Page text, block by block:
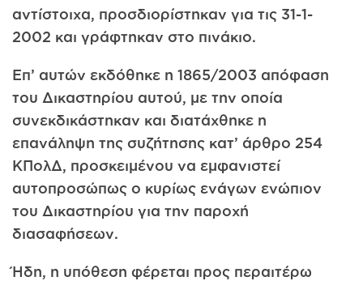
αντίστοιχα, προσδιορίστηκαν για τις 31-1-
2002 και γράφτηκαν στο πινάκιο.
Επ’ αυτών εκδόθηκε η 1865/2003 απόφαση
του Δικαστηρίου αυτού, με την οποία
συνεκδικάστηκαν και διατάχθηκε η
επανάληψη της συζήτησης κατ’ άρθρο 254
ΚΠολΔ, προσκειμένου να εμφανιστεί
αυτοπροσώπως ο κυρίως ενάγων ενώπιον
του Δικαστηρίου για την παροχή
διασαφήσεων.
Ήδη, η υπόθεση φέρεται προς περαιτέρω